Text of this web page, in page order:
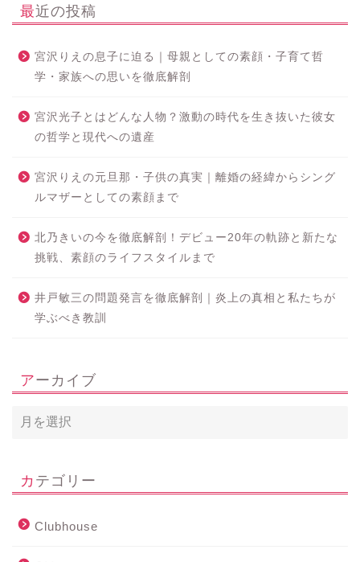
最近の投稿
宮沢りえの息子に迫る｜母親としての素顔・子育て哲
学・家族への思いを徹底解剖
宮沢光子とはどんな人物？激動の時代を生き抜いた彼女
の哲学と現代への遺産
宮沢りえの元旦那・子供の真実｜離婚の経緯からシング
ルマザーとしての素顔まで
北乃きいの今を徹底解剖！デビュー20年の軌跡と新たな
挑戦、素顔のライフスタイルまで
井戸敏三の問題発言を徹底解剖｜炎上の真相と私たちが
学ぶべき教訓
アーカイブ
カテゴリー
Clubhouse